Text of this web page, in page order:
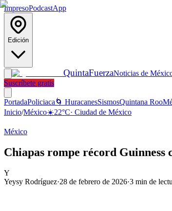
ImpresoPodcastApp
Edición
QuintaFuerzaNoticias de
Suscríbete gratis
PortadaPoliciaca 🌀 HuracanesSismosQuintana Roo
Inicio/México☀️22°C· Ciudad de México
México
Chiapas rompe récord Guinness
Y
Yeysy Rodríguez·28 de febrero de 2026·3 min de